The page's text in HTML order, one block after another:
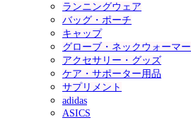
ランニングウェア
バッグ・ポーチ
キャップ
グローブ・ネックウォーマー
アクセサリー・グッズ
ケア・サポーター用品
サプリメント
adidas
ASICS